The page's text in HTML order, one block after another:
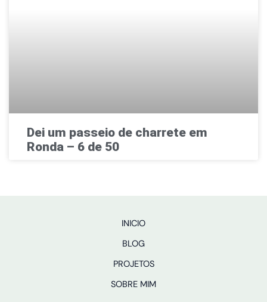
Dei um passeio de charrete em
Ronda – 6 de 50
INICIO
BLOG
PROJETOS
SOBRE MIM